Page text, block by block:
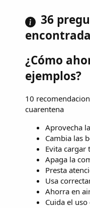
36
¿Cómo
ejemplos?
10
cuarentena
Aprovecha
Cambia las
Evita cargar
Apaga la
Presta
Usa
Ahorra en
Cuida el